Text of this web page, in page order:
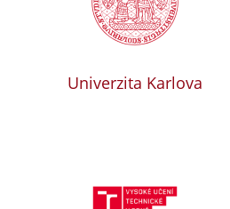
Univerzita Karlova